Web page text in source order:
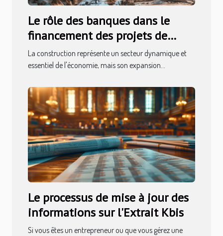
Le rôle des banques dans le
financement des projets de
construction
La construction représente un secteur dynamique et
essentiel de l'économie, mais son expansion...
Le processus de mise à jour des
informations sur l'Extrait Kbis
Si vous êtes un entrepreneur ou que vous gérez une